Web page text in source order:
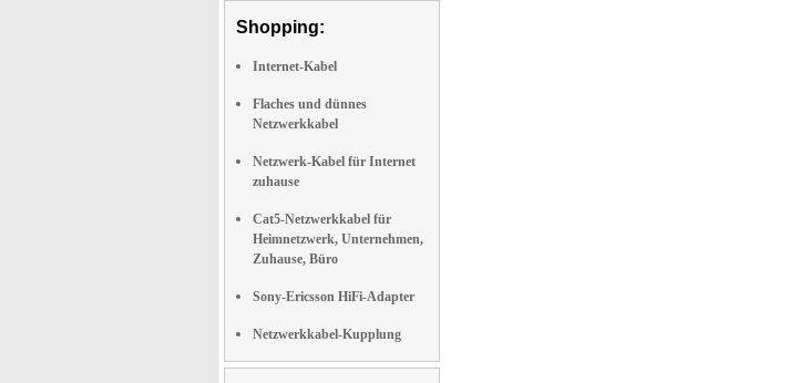
Shopping:
Internet-Kabel
Flaches und dünnes
Netzwerkkabel
Netzwerk-Kabel für Internet
zuhause
Cat5-Netzwerkkabel für
Heimnetzwerk, Unternehmen,
Zuhause, Büro
Sony-Ericsson HiFi-Adapter
Netzwerkkabel-Kupplung